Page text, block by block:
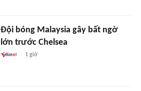
Đội bóng Malaysia gây bất ngờ
lớn trước Chelsea
1 giờ